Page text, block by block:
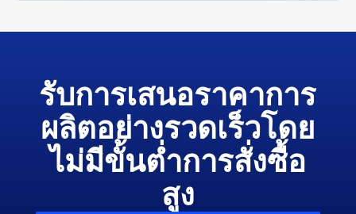
รับการเสนอราคาการ
ผลิตอย่างรวดเร็วโดย
ไม่มีขั้นต่ำการสั่งซื้อ
สูง